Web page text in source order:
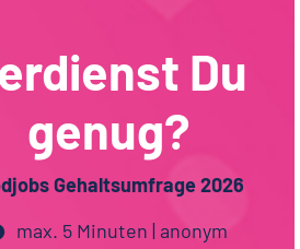
F&E
Niedersachsen
Du
genug?
Gehaltsumfrage 2026
max. 5 Minuten | anonym